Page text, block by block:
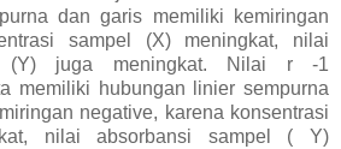
dan garis memiliki kemiringan
sampel (X) meningkat, nilai
(Y) juga meningkat. Nilai r -1
memiliki hubungan linier sempurna
negative, karena konsentrasi
nilai absorbansi sampel ( Y)